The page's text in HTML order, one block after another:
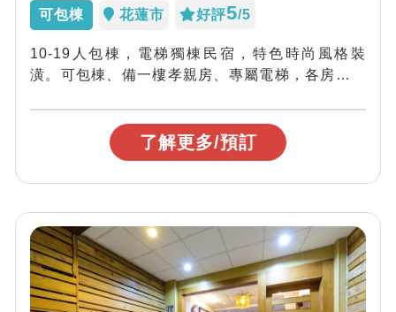
可包棟 花蓮市 好評5/5
10-19人包棟，電梯獨棟民宿，特色時尚風格裝
潢。可包棟、備一樓孝親房、專屬電梯，各房型均
了解更多/預訂